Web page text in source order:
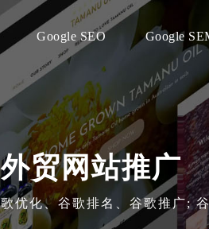
Google SEO Google
贸网站推广
优化、谷歌排名、谷歌推广;